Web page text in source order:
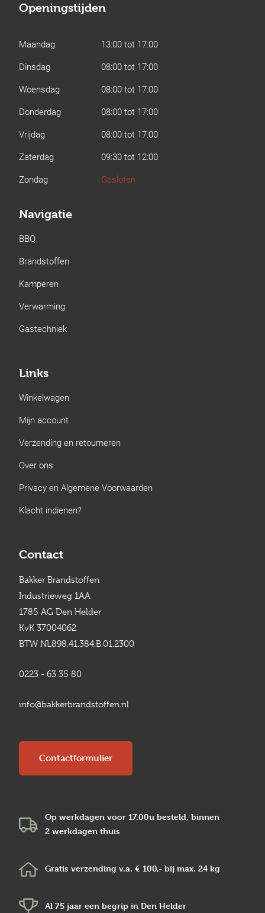
Openingstijden
Maandag
13:00 tot 17:00
Dinsdag
08:00 tot 17:00
Woensdag
08:00 tot 17:00
Donderdag
08:00 tot 17:00
Vrijdag
08:00 tot 17:00
Zaterdag
09:30 tot 12:00
Zondag
Gesloten
Navigatie
BBQ
Brandstoffen
Kamperen
Verwarming
Gastechniek
Links
Winkelwagen
Mijn account
Verzending en retourneren
Over ons
Privacy en Algemene Voorwaarden
Klacht indienen?
Contact
Bakker Brandstoffen
Industrieweg 1AA
1785 AG Den Helder
KvK 37004062
BTW NL898.41.384.B.01.2300
0223 - 63 35 80
info@bakkerbrandstoffen.nl
Contactformulier
Op werkdagen voor 17.00u besteld, binnen
2 werkdagen thuis
Gratis verzending v.a. € 100,- bij max. 24 kg
Al 75 jaar een begrip in Den Helder